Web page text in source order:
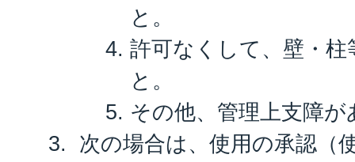
と。
許可なくして、壁・
と。
その他、管理上支障
次の場合は、使用の承認（